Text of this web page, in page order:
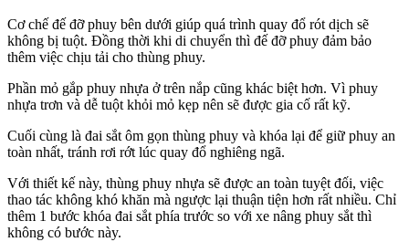
Cơ chế đế đỡ phuy bên dưới giúp quá trình quay đổ rót dịch sẽ
không bị tuột. Đồng thời khi di chuyển thì đế đỡ phuy đảm bảo
thêm việc chịu tải cho thùng phuy.
Phần mỏ gắp phuy nhựa ở trên nắp cũng khác biệt hơn. Vì phuy
nhựa trơn và dễ tuột khỏi mỏ kẹp nên sẽ được gia cố rất kỹ.
Cuối cùng là đai sắt ôm gọn thùng phuy và khóa lại để giữ phuy an
toàn nhất, tránh rơi rớt lúc quay đổ nghiêng ngã.
Với thiết kế này, thùng phuy nhựa sẽ được an toàn tuyệt đối, việc
thao tác không khó khăn mà ngược lại thuận tiện hơn rất nhiều. Chỉ
thêm 1 bước khóa đai sắt phía trước so với xe nâng phuy sắt thì
không có bước này.